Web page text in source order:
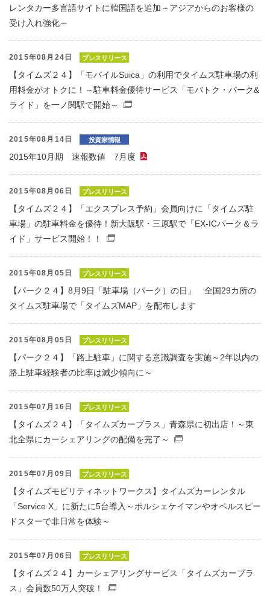
レンタカー多言語サイトに韓国語を追加～アジアからのお客様の
受け入れ強化～
2015年08月24日 プレスリリース
【タイムズ２４】「モバイルSuica」の利用でタイムズ駐車場の利
用料金がオトクに！～駐車料金優待サービス「モバトク・パーク&
ライド」を一ノ関駅で開始～
2015年08月14日 投資家情報
2015年10月期 速報数値 7月度
2015年08月06日 プレスリリース
【タイムズ２４】「エクスプレス予約」会員向けに「タイムズ駐
車場」の駐車料金を優待！新大阪駅・三原駅で「EX-ICパーク＆ラ
イド」サービス開始！！
2015年08月05日 プレスリリース
【パーク２４】8月9日「駐車場（パーク）の日」 全国29カ所の
タイムズ駐車場で「タイムズMAP」を配布します
2015年08月05日 プレスリリース
【パーク２４】「路上駐車」に関する意識調査を実施～2年以内の
路上駐車経験者の比率は減少傾向に～
2015年07月16日 プレスリリース
【タイムズ２４】「タイムズカープラス」青森県に初出店！～東
北全県にカーシェアリングの配備を完了～
2015年07月09日 プレスリリース
【タイムズモビリティネットワークス】タイムズカーレンタル
「Service X」に新たに5台導入～ポルシェケイマンやオペルスピー
ドスターで非日常を体験～
2015年07月06日 プレスリリース
【タイムズ２４】カーシェアリングサービス「タイムズカープラ
ス」会員数50万人突破！